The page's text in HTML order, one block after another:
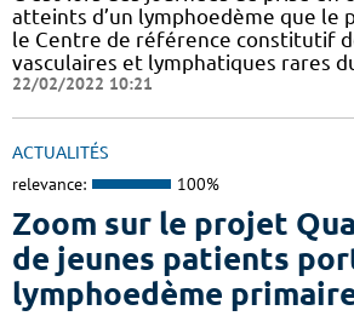
atteints d’un lymphoedème que le
le Centre de référence constitutif
vasculaires et lymphatiques rares
22/02/2022 10:21
ACTUALITÉS
relevance: 100%
Zoom sur le projet
de jeunes patients
lymphoedème